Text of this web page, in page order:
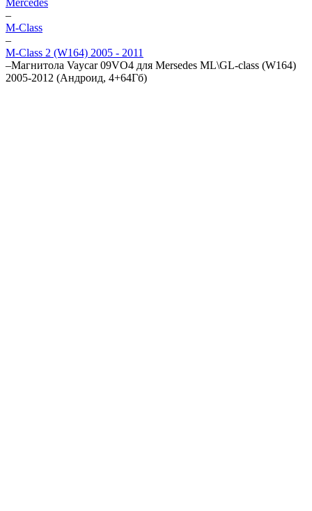
Mercedes
–
M-Class
–
M-Class 2 (W164) 2005 - 2011
–Магнитола Vaycar 09VO4 для Mersedes ML\GL-class (W164)
2005-2012 (Андроид, 4+64Гб)